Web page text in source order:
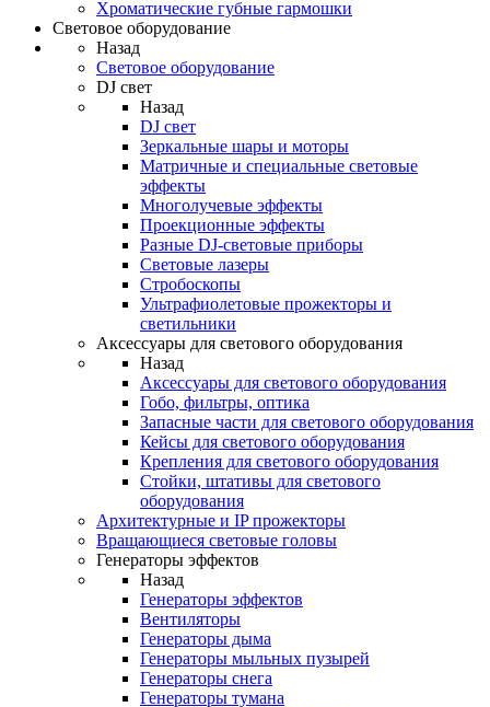
Хроматические губные гармошки
Световое оборудование
Назад
Световое оборудование
DJ свет
Назад
DJ свет
Зеркальные шары и моторы
Матричные и специальные световые
эффекты
Многолучевые эффекты
Проекционные эффекты
Разные DJ-световые приборы
Световые лазеры
Стробоскопы
Ультрафиолетовые прожекторы и
светильники
Аксессуары для светового оборудования
Назад
Аксессуары для светового оборудования
Гобо, фильтры, оптика
Запасные части для светового оборудования
Кейсы для светового оборудования
Крепления для светового оборудования
Стойки, штативы для светового
оборудования
Архитектурные и IP прожекторы
Вращающиеся световые головы
Генераторы эффектов
Назад
Генераторы эффектов
Вентиляторы
Генераторы дыма
Генераторы мыльных пузырей
Генераторы снега
Генераторы тумана